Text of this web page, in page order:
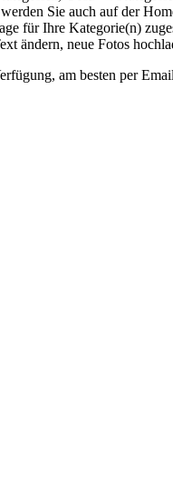
Sie auch auf der
für Ihre Kategorie(n)
ändern, neue Fotos
am besten per